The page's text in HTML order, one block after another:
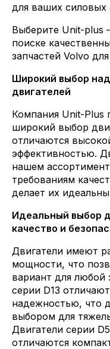
для ваших силовых
Выберите Unit-plus
поиске
запчастей Volvo
Широкий выбор
двигателей
Компания Unit-Plus
широкий выбор
отличаются
эффективностью.
нашем
требованиям
делает их
Идеальный выбор
качество и
Двигатели имеют
мощности, что
вариант для любой
серии D13
надежностью, что
выбором для
Двигатели серии
отличаются